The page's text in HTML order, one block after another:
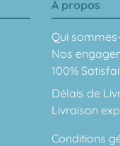
A propos
Qui
Nos
100%
Délais de
Livraison
Conditions